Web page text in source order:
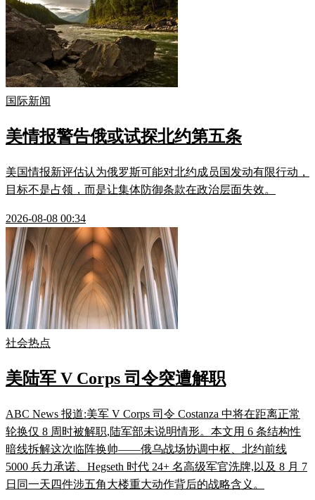
国际新闻
美情报警告俄或试探北约第五条
美国情报新评估认为俄罗斯可能对北约成员国发动有限行动，
目标不是占领，而是让集体防御条款在政治层面失效。
2026-08-08 00:34
社会热点
美陆军 V Corps 司令突遭解职
ABC News 报道:美军 V Corps 司令 Costanza 中将在距离正常
轮换仅 8 周时被解职,陆军部未说明情形。本文用 6 条结构性
暗线拆解这次临阵换帅——俄乌战场协调中枢、北约前线
5000 兵力承诺、Hegseth 时代 24+ 名高级军官洗牌,以及 8 月 7
日同一天四件涉五角大楼重大动作背后的战略含义。